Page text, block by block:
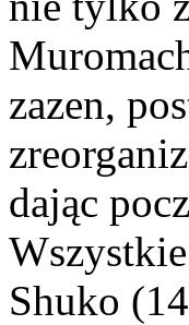
zazen,
dając
Shuko